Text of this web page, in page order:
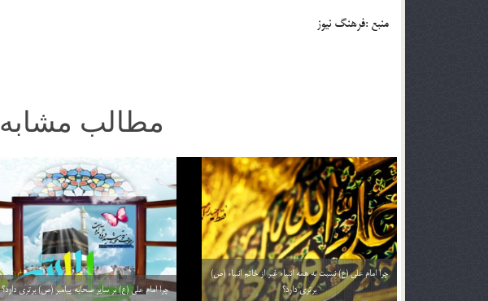
منبع :فرهنگ نیوز
مطالب مشابه
چرا به امام علی (علیه السلام) حیدرکرار می گفتند؟ چرا تولد حضرت علی (ع) در کعبه بوده است؟